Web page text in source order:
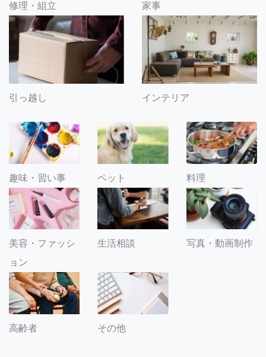
修理・組立 家事
引っ越し インテリア
趣味・習い事 ペット 料理
美容・ファッシ
ョン
生活相談 写真・動画制作
高齢者 その他